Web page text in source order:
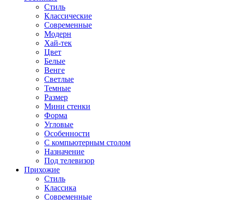
Стиль
Классические
Современные
Модерн
Хай-тек
Цвет
Белые
Венге
Светлые
Темные
Размер
Мини стенки
Форма
Угловые
Особенности
С компьютерным столом
Назначение
Под телевизор
Прихожие
Стиль
Классика
Современные